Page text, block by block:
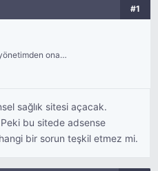
#1
onay
sağlık sitesi açacak.
Peki bu sitede adsense
bir sorun teşkil etmez mi.